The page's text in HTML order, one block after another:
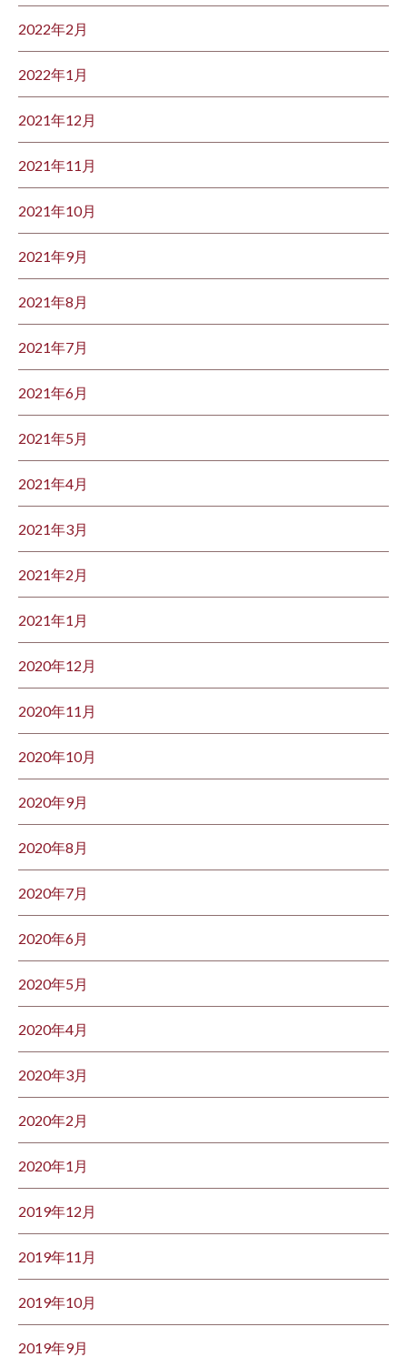
2022年2月
2022年1月
2021年12月
2021年11月
2021年10月
2021年9月
2021年8月
2021年7月
2021年6月
2021年5月
2021年4月
2021年3月
2021年2月
2021年1月
2020年12月
2020年11月
2020年10月
2020年9月
2020年8月
2020年7月
2020年6月
2020年5月
2020年4月
2020年3月
2020年2月
2020年1月
2019年12月
2019年11月
2019年10月
2019年9月